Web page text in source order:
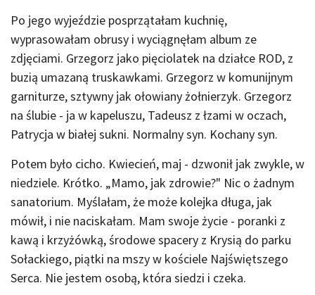
Po jego wyjeździe posprzątałam kuchnię,
wyprasowałam obrusy i wyciągnęłam album ze
zdjęciami. Grzegorz jako pięciolatek na działce ROD, z
buzią umazaną truskawkami. Grzegorz w komunijnym
garniturze, sztywny jak ołowiany żołnierzyk. Grzegorz
na ślubie - ja w kapeluszu, Tadeusz z łzami w oczach,
Patrycja w białej sukni. Normalny syn. Kochany syn.
Potem było cicho. Kwiecień, maj - dzwonił jak zwykle, w
niedziele. Krótko. „Mamo, jak zdrowie?" Nic o żadnym
sanatorium. Myślałam, że może kolejka długa, jak
mówił, i nie naciskałam. Mam swoje życie - poranki z
kawą i krzyżówką, środowe spacery z Krysią do parku
Sołackiego, piątki na mszy w kościele Najświętszego
Serca. Nie jestem osobą, która siedzi i czeka.